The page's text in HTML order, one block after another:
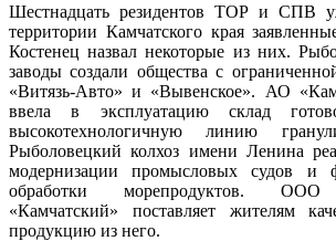
Шестнадцать резидентов ТОР и СПВ
территории Камчатского края
Костенец назвал некоторые из них.
заводы создали общества с
«Витязь-Авто» и «Вывенское». АО
ввела в эксплуатацию склад
высокотехнологичную линию
Рыболовецкий колхоз имени Ленина
модернизации промысловых судов и
обработки морепродуктов. ООО
«Камчатский» поставляет жителям
продукцию из него.